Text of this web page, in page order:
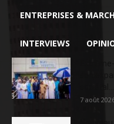
ENTREPRISES &
INTERVIEWS
7 août